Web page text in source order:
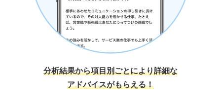
分析結果から項目別ごとにより詳細な
アドバイスがもらえる！